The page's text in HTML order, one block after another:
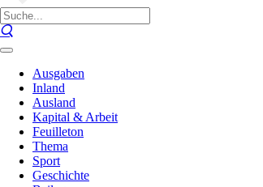
Ausgaben
Inland
Ausland
Kapital & Arbeit
Feuilleton
Thema
Sport
Geschichte